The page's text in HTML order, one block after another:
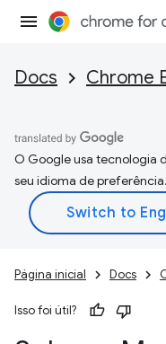
Docs Chrome
O Google usa tecnologia
seu idioma de
Página inicial Docs
Isso foi útil?